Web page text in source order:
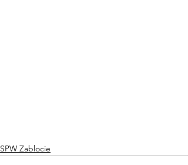
SPW Zablocie